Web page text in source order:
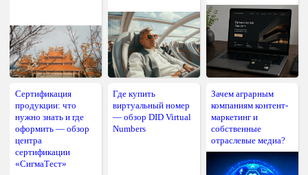
Сертификация
продукции: что
нужно знать и где
оформить — обзор
центра
сертификации
«СигмаТест»
Где купить
виртуальный номер
— обзор DID Virtual
Numbers
Зачем аграрным
компаниям контент-
маркетинг и
собственные
отраслевые медиа?